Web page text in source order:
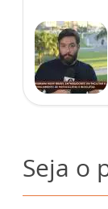
Seja o